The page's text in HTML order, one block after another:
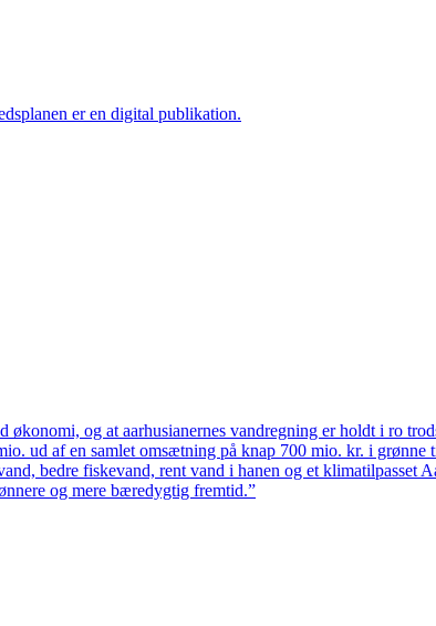
er en digital publikation.
økonomi, og at aarhusianernes vandregning er holdt i ro
ud af en samlet omsætning på knap 700 mio. kr. i
bedre fiskevand, rent vand i hanen og et klimatilpasset
og mere bæredygtig fremtid.”